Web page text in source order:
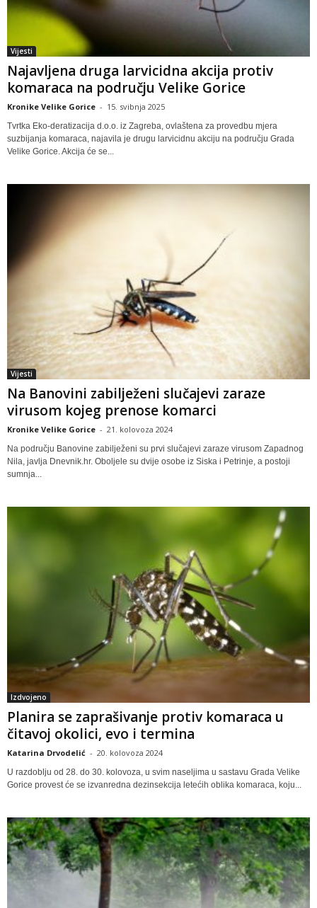
Vijesti
Najavljena druga larvicidna akcija protiv
komaraca na području Velike Gorice
Kronike Velike Gorice - 15. svibnja 2025
Tvrtka Eko-deratizacija d.o.o. iz Zagreba, ovlaštena za provedbu mjera
suzbijanja komaraca, najavila je drugu larvicidnu akciju na području Grada
Velike Gorice. Akcija će se...
Vijesti
Na Banovini zabilježeni slučajevi zaraze
virusom kojeg prenose komarci
Kronike Velike Gorice - 21. kolovoza 2024
Na području Banovine zabilježeni su prvi slučajevi zaraze virusom Zapadnog
Nila, javlja Dnevnik.hr. Oboljele su dvije osobe iz Siska i Petrinje, a postoji
sumnja...
Izdvojeno
Planira se zaprašivanje protiv komaraca u
čitavoj okolici, evo i termina
Katarina Drvodelić - 20. kolovoza 2024
U razdoblju od 28. do 30. kolovoza, u svim naseljima u sastavu Grada Velike
Gorice provest će se izvanredna dezinsekcija letećih oblika komaraca, koju...